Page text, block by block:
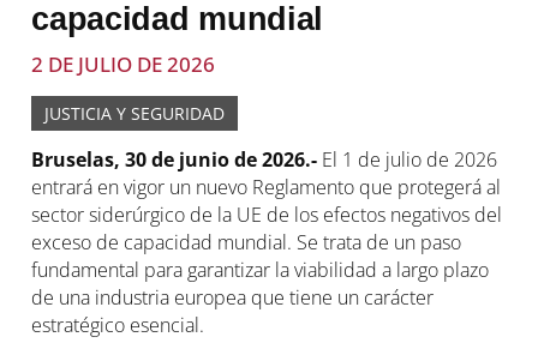
capacidad mundial
2 DE JULIO DE 2026
JUSTICIA Y SEGURIDAD
Bruselas, 30 de junio de 2026.- El 1 de julio de 2026
entrará en vigor un nuevo Reglamento que protegerá al
sector siderúrgico de la UE de los efectos negativos del
exceso de capacidad mundial. Se trata de un paso
fundamental para garantizar la viabilidad a largo plazo
de una industria europea que tiene un carácter
estratégico esencial.